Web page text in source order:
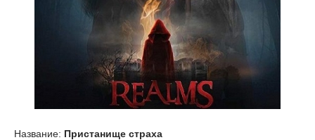
Название: Пристанище страха